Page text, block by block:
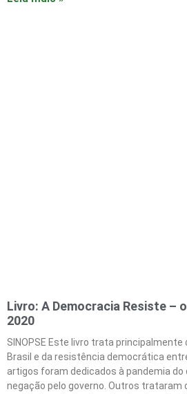
Livro: A Democracia Resiste –
2020
SINOPSE Este livro trata
Brasil e da resistência democrática
artigos foram dedicados à pandemia do
negação pelo governo. Outros trataram